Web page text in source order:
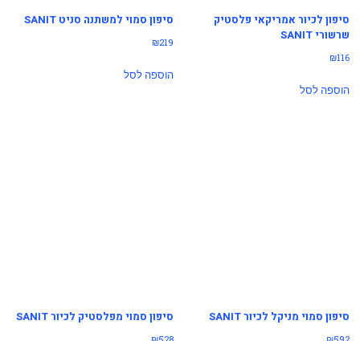
סיפון לכיור אמריקאי פלסטיק
שרשורי SANIT
₪116
הוספה לסל
סיפון סמוי למשתנה סניט SANIT
₪219
הוספה לסל
סיפון סמוי מניקל לכיור SANIT סיפון סמוי מפלסטיק לכיור SANIT